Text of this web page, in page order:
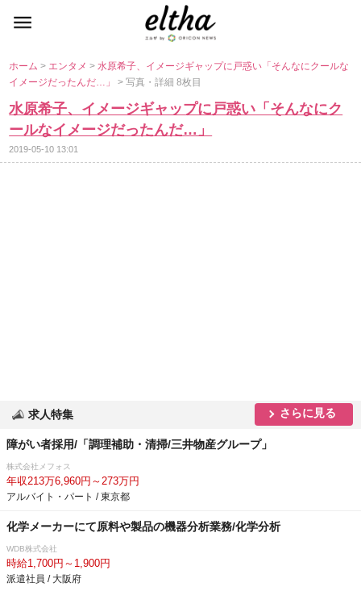
ホーム> エンタメ>水原希子、イメージギャップに戸惑い「そんなにクールな
イメージだったんだ…」> 写真・詳細 8枚目
水原希子、イメージギャップに戸惑い「そんなにク
ールなイメージだったんだ…」
2019-05-10 13:01
求人特集 さらに見る
障がい者採用/「調理補助・清掃/三井物産グループ」
株式会社メフォス
年収213万6,960円～273万円
アルバイト・パート / 東京都
化学メーカーにて原料や製品の機器分析業務/化学分析
WDB株式会社
時給1,700円～1,900円
派遣社員 / 大阪府